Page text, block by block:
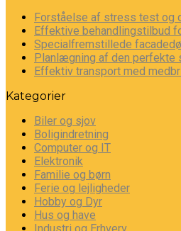
Forståelse af stress test og
Effektive behandlingstilbud
Specialfremstillede
Planlægning af den perfekte
Effektiv transport med
Kategorier
Biler og sjov
Boligindretning
Computer og IT
Elektronik
Familie og børn
Ferie og lejligheder
Hobby og Dyr
Hus og have